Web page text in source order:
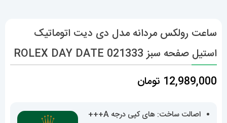
ساعت رولکس مردانه مدل دی دیت اتوماتیک
استیل صفحه سبز 021333 ROLEX DAY DATE
12,989,000 تومان
اصالت ساخت: های کپی درجه A+++